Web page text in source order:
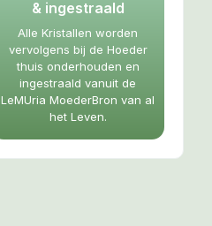
& ingestraald
Alle Kristallen worden
vervolgens bij de Hoeder
thuis onderhouden en
ingestraald vanuit de
LeMUria MoederBron van al
het Leven.